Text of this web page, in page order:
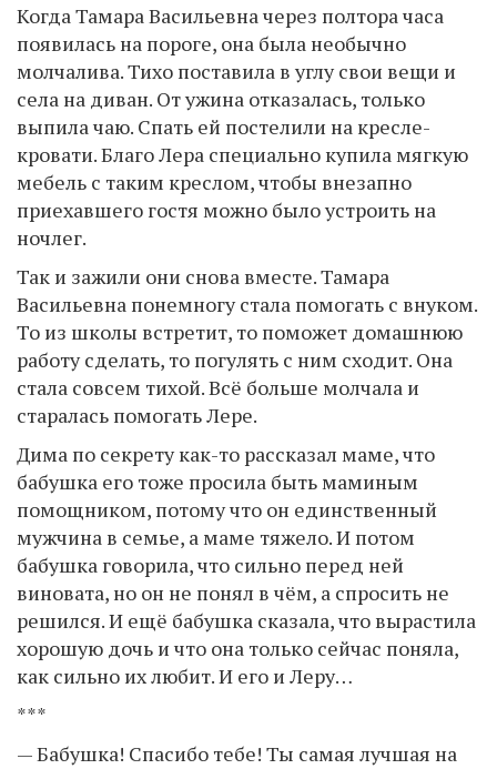
Когда Тамара Васильевна через полтора часа
появилась на пороге, она была необычно
молчалива. Тихо поставила в углу свои вещи и
села на диван. От ужина отказалась, только
выпила чаю. Спать ей постелили на кресле-
кровати. Благо Лера специально купила мягкую
мебель с таким креслом, чтобы внезапно
приехавшего гостя можно было устроить на
ночлег.
Так и зажили они снова вместе. Тамара
Васильевна понемногу стала помогать с внуком.
То из школы встретит, то поможет домашнюю
работу сделать, то погулять с ним сходит. Она
стала совсем тихой. Всё больше молчала и
старалась помогать Лере.
Дима по секрету как-то рассказал маме, что
бабушка его тоже просила быть маминым
помощником, потому что он единственный
мужчина в семье, а маме тяжело. И потом
бабушка говорила, что сильно перед ней
виновата, но он не понял в чём, а спросить не
решился. И ещё бабушка сказала, что вырастила
хорошую дочь и что она только сейчас поняла,
как сильно их любит. И его и Леру…
***
— Бабушка! Спасибо тебе! Ты самая лучшая на